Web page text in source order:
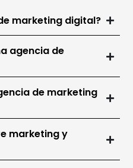
marketing digital?
agencia de
de marketing
marketing y